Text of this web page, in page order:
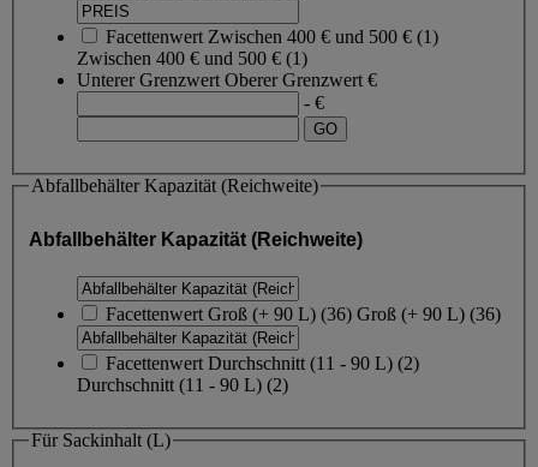
Facettenwert Zwischen 400 € und 500 € (1)
Zwischen 400 € und 500 € (1)
Unterer Grenzwert Oberer Grenzwert €
- €
Abfallbehälter Kapazität (Reichweite)
Abfallbehälter Kapazität (Reichweite)
Facettenwert Groß (+ 90 L) (36) Groß (+ 90 L) (36)
Facettenwert Durchschnitt (11 - 90 L) (2)
Durchschnitt (11 - 90 L) (2)
Für Sackinhalt (L)